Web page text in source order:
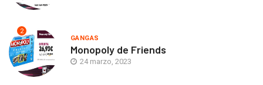
2
GANGAS
Monopoly de Friends
24 marzo, 2023